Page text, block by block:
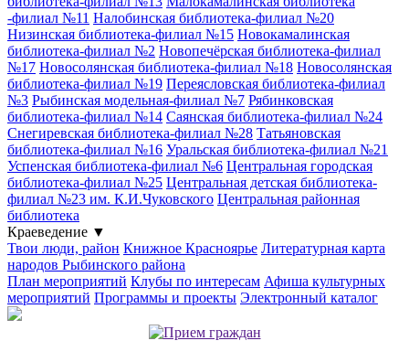
-филиал №11 Налобинская библиотека-филиал №20
Низинская библиотека-филиал №15 Новокамалинская
библиотека-филиал №2 Новопечёрская библиотека-филиал
№17 Новосолянская библиотека-филиал №18 Новосолянская
библиотека-филиал №19 Переясловская библиотека-филиал
№3 Рыбинская модельная-филиал №7 Рябинковская
библиотека-филиал №14 Саянская библиотека-филиал №24
Снегиревская библиотека-филиал №28 Татьяновская
библиотека-филиал №16 Уральская библиотека-филиал №21
Успенская библиотека-филиал №6 Центральная городская
библиотека-филиал №25 Центральная детская библиотека-
филиал №23 им. К.И.Чуковского Центральная районная
библиотека
Краеведение ▼
Твои люди, район Книжное Красноярье Литературная карта
народов Рыбинского района
План мероприятий Клубы по интересам Афиша культурных
мероприятий Программы и проекты Электронный каталог